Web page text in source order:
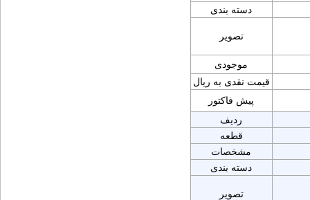
دسته بندی
تصویر
موجودی
قیمت نقدی به ریال
پیش فاکتور
ردیف
قطعه
مشخصات
دسته بندی
تصویر